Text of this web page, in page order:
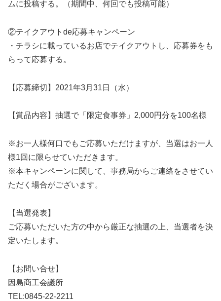
ムに投稿する。（期間中、何回でも投稿可能）
②テイクアウトde応募キャンペーン
・チラシに載っているお店でテイクアウトし、応募券をも
らって応募する。
【応募締切】2021年3月31日（水）
【賞品内容】抽選で「限定食事券」2,000円分を100名様
※お一人様何口でもご応募いただけますが、当選はお一人
様1回に限らせていただきます。
※本キャンペーンに関して、事務局からご連絡をさせてい
ただく場合がございます。
【当選発表】
ご応募いただいた方の中から厳正な抽選の上、当選者を決
定いたします。
【お問い合せ】
因島商工会議所
TEL:0845-22-2211